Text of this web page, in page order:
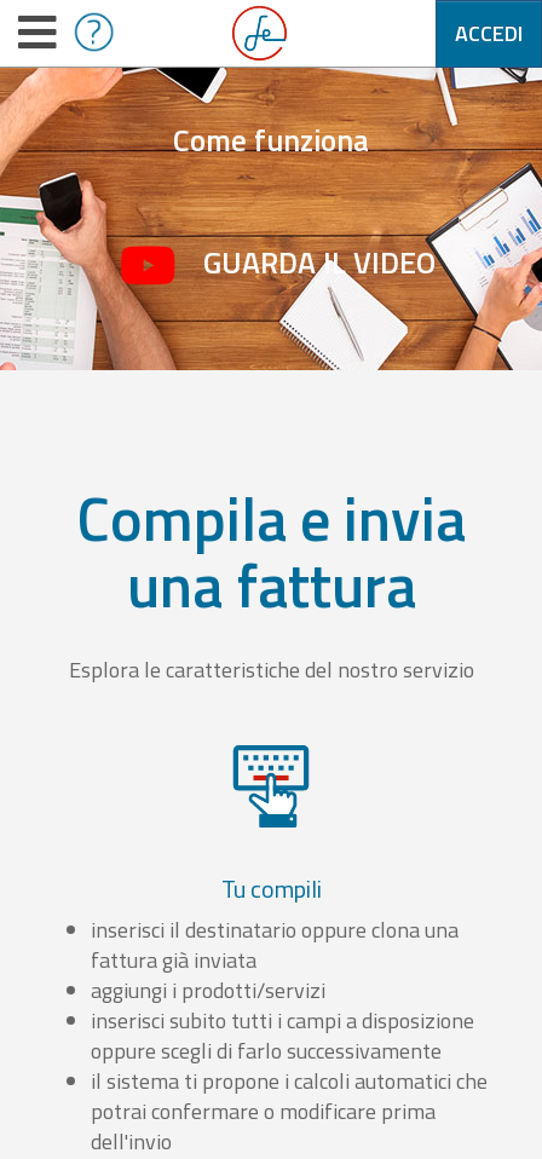
ACCEDI
Come funziona
GUARDA IL VIDEO
Compila e invia
una fattura
Esplora le caratteristiche del nostro servizio
Tu compili
inserisci il destinatario oppure clona una
fattura già inviata
aggiungi i prodotti/servizi
inserisci subito tutti i campi a disposizione
oppure scegli di farlo successivamente
il sistema ti propone i calcoli automatici che
potrai confermare o modificare prima
dell'invio